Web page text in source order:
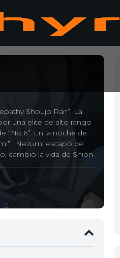
Shoujo Ran”. La
una elite de alto rango
“No.6”. En la noche de
. Nezumi escapó de
cambió la vida de Shion